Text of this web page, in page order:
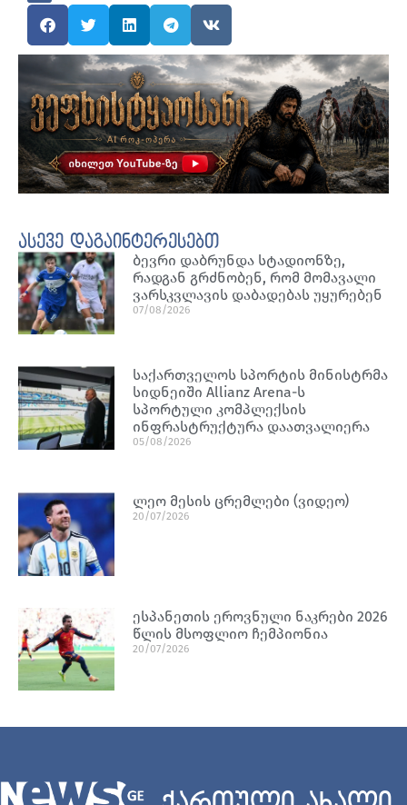
ასევე დაგაინტერესებთ
ბევრი დაბრუნდა სტადიონზე,
რადგან გრძნობენ, რომ მომავალი
ვარსკვლავის დაბადებას უყურებენ
07/08/2026
საქართველოს სპორტის მინისტრმა
სიდნეიში Allianz Arena-ს
სპორტული კომპლექსის
ინფრასტრუქტურა დაათვალიერა
05/08/2026
ლეო მესის ცრემლები (ვიდეო)
20/07/2026
ესპანეთის ეროვნული ნაკრები 2026
წლის მსოფლიო ჩემპიონია
20/07/2026